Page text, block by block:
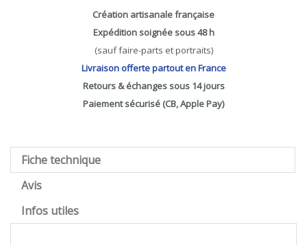
Création artisanale française
Expédition soignée sous 48 h
(sauf faire-parts et portraits)
Livraison offerte partout en France
Retours & échanges sous 14 jours
Paiement sécurisé (CB, Apple Pay)
Fiche technique
Avis
Infos utiles